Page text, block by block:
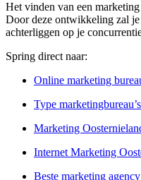
Het vinden van een
Door deze ontwikkeling zal je
achterliggen op je
Spring direct naar:
Online marketing
Type
Marketing
Internet Marketing
Beste marketing